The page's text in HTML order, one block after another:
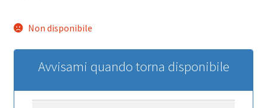
Non disponibile
Avvisami quando torna disponibile